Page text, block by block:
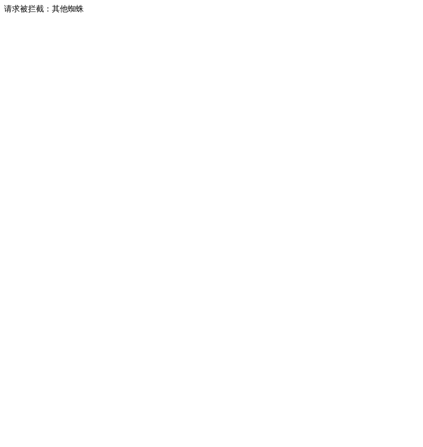
请求被拦截：其他蜘蛛